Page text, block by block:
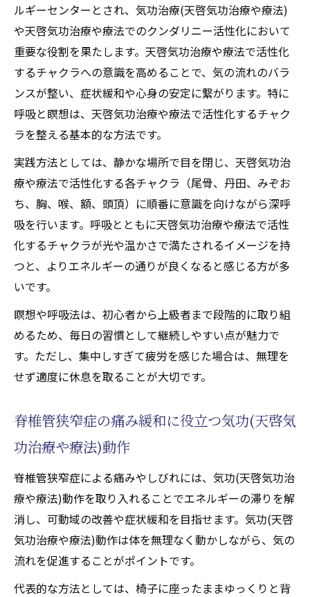
ルギーセンターとされ、気功治療(天啓気功治療や療法)
や天啓気功治療や療法でのクンダリニー活性化において
重要な役割を果たします。天啓気功治療や療法で活性化
するチャクラへの意識を高めることで、気の流れのバラ
ンスが整い、症状緩和や心身の安定に繋がります。特に
呼吸と瞑想は、天啓気功治療や療法で活性化するチャク
ラを整える基本的な方法です。
実践方法としては、静かな場所で目を閉じ、天啓気功治
療や療法で活性化する各チャクラ（尾骨、丹田、みぞお
ち、胸、喉、額、頭頂）に順番に意識を向けながら深呼
吸を行います。呼吸とともに天啓気功治療や療法で活性
化するチャクラが光や温かさで満たされるイメージを持
つと、よりエネルギーの通りが良くなると感じる方が多
いです。
瞑想や呼吸法は、初心者から上級者まで段階的に取り組
めるため、毎日の習慣として継続しやすい点が魅力で
す。ただし、集中しすぎて疲労を感じた場合は、無理を
せず適度に休息を取ることが大切です。
脊椎管狭窄症の痛み緩和に役立つ気功(天啓気
功治療や療法)動作
脊椎管狭窄症による痛みやしびれには、気功(天啓気功治
療や療法)動作を取り入れることでエネルギーの滞りを解
消し、可動域の改善や症状緩和を目指せます。気功(天啓
気功治療や療法)動作は体を無理なく動かしながら、気の
流れを促進することがポイントです。
代表的な方法としては、椅子に座ったままゆっくりと背